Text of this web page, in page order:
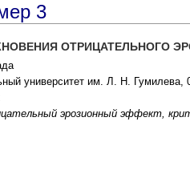
3
ОТРИЦАТЕЛЬНОГО
университет им. Л. Н. Гумилева,
эрозионный эффект,